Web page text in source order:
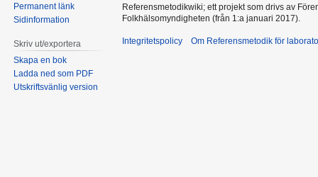
Permanent länk
Sidinformation
Skriv ut/exportera
Skapa en bok
Ladda ned som PDF
Utskriftsvänlig version
Referensmetodikwiki; ett projekt som drivs av
Folkhälsomyndigheten (från 1:a januari 2017).
Integritetspolicy Om Referensmetodik för